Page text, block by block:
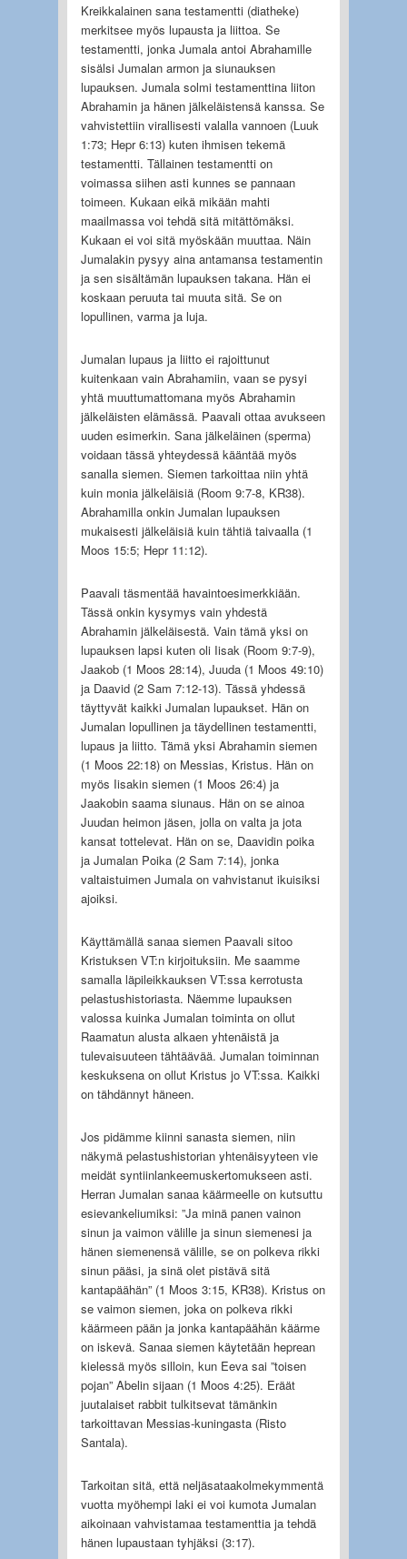
Kreikkalainen sana testamentti (diatheke)
merkitsee myös lupausta ja liittoa. Se
testamentti, jonka Jumala antoi Abrahamille
sisälsi Jumalan armon ja siunauksen
lupauksen. Jumala solmi testamenttina liiton
Abrahamin ja hänen jälkeläistensä kanssa. Se
vahvistettiin virallisesti valalla vannoen (Luuk
1:73; Hepr 6:13) kuten ihmisen tekemä
testamentti. Tällainen testamentti on
voimassa siihen asti kunnes se pannaan
toimeen. Kukaan eikä mikään mahti
maailmassa voi tehdä sitä mitättömäksi.
Kukaan ei voi sitä myöskään muuttaa. Näin
Jumalakin pysyy aina antamansa testamentin
ja sen sisältämän lupauksen takana. Hän ei
koskaan peruuta tai muuta sitä. Se on
lopullinen, varma ja luja.
Jumalan lupaus ja liitto ei rajoittunut
kuitenkaan vain Abrahamiin, vaan se pysyi
yhtä muuttumattomana myös Abrahamin
jälkeläisten elämässä. Paavali ottaa avukseen
uuden esimerkin. Sana jälkeläinen (sperma)
voidaan tässä yhteydessä kääntää myös
sanalla siemen. Siemen tarkoittaa niin yhtä
kuin monia jälkeläisiä (Room 9:7-8, KR38).
Abrahamilla onkin Jumalan lupauksen
mukaisesti jälkeläisiä kuin tähtiä taivaalla (1
Moos 15:5; Hepr 11:12).
Paavali täsmentää havaintoesimerkkiään.
Tässä onkin kysymys vain yhdestä
Abrahamin jälkeläisestä. Vain tämä yksi on
lupauksen lapsi kuten oli Iisak (Room 9:7-9),
Jaakob (1 Moos 28:14), Juuda (1 Moos 49:10)
ja Daavid (2 Sam 7:12-13). Tässä yhdessä
täyttyvät kaikki Jumalan lupaukset. Hän on
Jumalan lopullinen ja täydellinen testamentti,
lupaus ja liitto. Tämä yksi Abrahamin siemen
(1 Moos 22:18) on Messias, Kristus. Hän on
myös Iisakin siemen (1 Moos 26:4) ja
Jaakobin saama siunaus. Hän on se ainoa
Juudan heimon jäsen, jolla on valta ja jota
kansat tottelevat. Hän on se, Daavidin poika
ja Jumalan Poika (2 Sam 7:14), jonka
valtaistuimen Jumala on vahvistanut ikuisiksi
ajoiksi.
Käyttämällä sanaa siemen Paavali sitoo
Kristuksen VT:n kirjoituksiin. Me saamme
samalla läpileikkauksen VT:ssa kerrotusta
pelastushistoriasta. Näemme lupauksen
valossa kuinka Jumalan toiminta on ollut
Raamatun alusta alkaen yhtenäistä ja
tulevaisuuteen tähtäävää. Jumalan toiminnan
keskuksena on ollut Kristus jo VT:ssa. Kaikki
on tähdännyt häneen.
Jos pidämme kiinni sanasta siemen, niin
näkymä pelastushistorian yhtenäisyyteen vie
meidät syntiinlankeemuskertomukseen asti.
Herran Jumalan sanaa käärmeelle on kutsuttu
esievankeliumiksi: ”Ja minä panen vainon
sinun ja vaimon välille ja sinun siemenesi ja
hänen siemenensä välille, se on polkeva rikki
sinun pääsi, ja sinä olet pistävä sitä
kantapäähän” (1 Moos 3:15, KR38). Kristus on
se vaimon siemen, joka on polkeva rikki
käärmeen pään ja jonka kantapäähän käärme
on iskevä. Sanaa siemen käytetään heprean
kielessä myös silloin, kun Eeva sai ”toisen
pojan” Abelin sijaan (1 Moos 4:25). Eräät
juutalaiset rabbit tulkitsevat tämänkin
tarkoittavan Messias-kuningasta (Risto
Santala).
Tarkoitan sitä, että neljäsataakolmekymmentä
vuotta myöhempi laki ei voi kumota Jumalan
aikoinaan vahvistamaa testamenttia ja tehdä
hänen lupaustaan tyhjäksi (3:17).